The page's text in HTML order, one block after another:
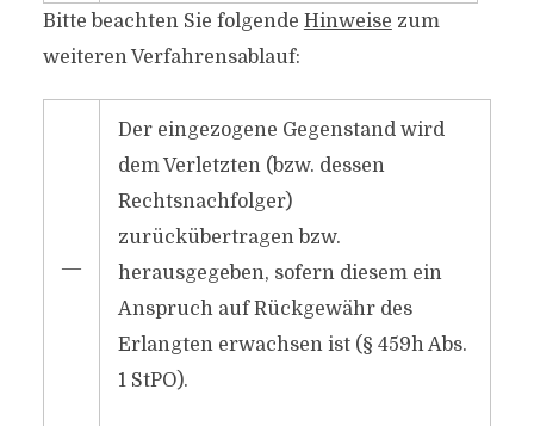
Bitte beachten Sie folgende Hinweise zum
weiteren Verfahrensablauf:
―
Der eingezogene Gegenstand wird
dem Verletzten (bzw. dessen
Rechtsnachfolger)
zurückübertragen bzw.
herausgegeben, sofern diesem ein
Anspruch auf Rückgewähr des
Erlangten erwachsen ist (§ 459h Abs.
1 StPO).